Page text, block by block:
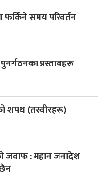
समय परिवर्तन
प्रस्तावहरू
शपथ (तस्वीरहरू)
जवाफ : महान जनादेश